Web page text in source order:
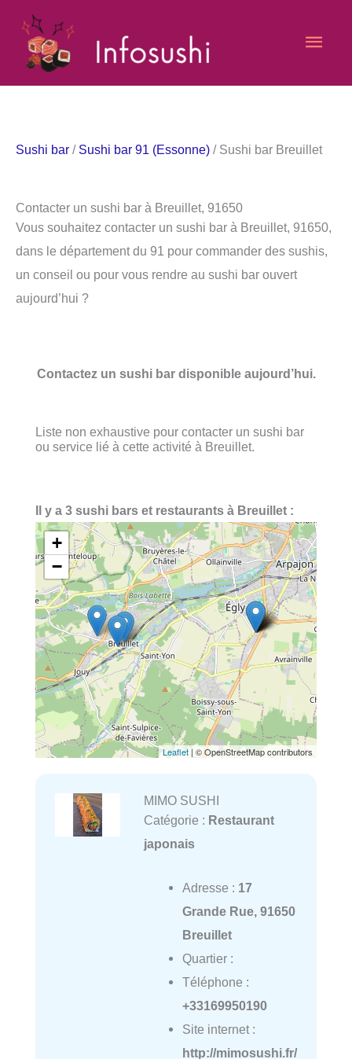
contenu
Sushi bar / Sushi bar 91 (Essonne) / Sushi bar Breuillet
Contacter un sushi bar à Breuillet, 91650
Vous souhaitez contacter un sushi bar à Breuillet, 91650,
dans le département du 91 pour commander des sushis,
un conseil ou pour vous rendre au sushi bar ouvert
aujourd’hui ?
Contactez un sushi bar disponible aujourd’hui.
Liste non exhaustive pour contacter un sushi bar
ou service lié à cette activité à Breuillet.
Il y a 3 sushi bars et restaurants à Breuillet :
+
−
Leaflet | © OpenStreetMap contributors
MIMO SUSHI
Catégorie : Restaurant
japonais
Adresse : 17
Grande Rue, 91650
Breuillet
Quartier :
Téléphone :
+33169950190
Site internet :
http://mimosushi.fr/